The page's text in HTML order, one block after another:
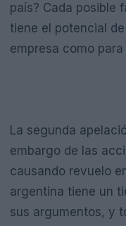
país? Cada posible
tiene el potencial
empresa como
La segunda
embargo de las
causando revuelo
argentina tiene un
sus argumentos, y